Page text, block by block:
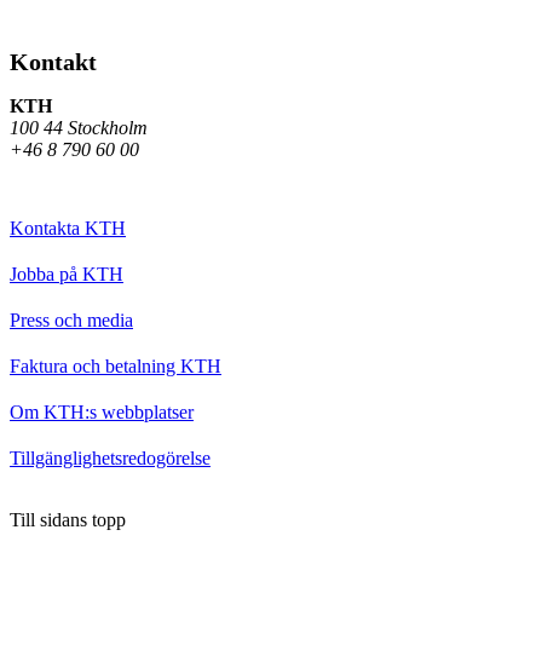
Kontakt
KTH
100 44 Stockholm
+46 8 790 60 00
Kontakta KTH
Jobba på KTH
Press och media
Faktura och betalning KTH
Om KTH:s webbplatser
Tillgänglighetsredogörelse
Till sidans topp